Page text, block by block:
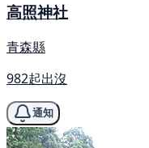
高照神社
青森縣
982起出沒
通知